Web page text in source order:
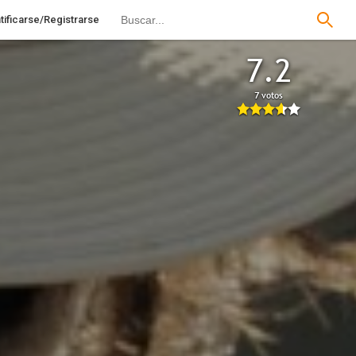
Registrarse
7.2
7 votos